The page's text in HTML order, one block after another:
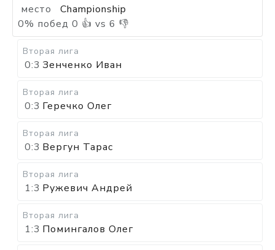
место
Championship
0% побед 0 👍 vs 6 👎
Вторая лига
0:3 Зенченко Иван
Вторая лига
0:3 Геречко Олег
Вторая лига
0:3 Вергун Тарас
Вторая лига
1:3 Ружевич Андрей
Вторая лига
1:3 Помингалов Олег